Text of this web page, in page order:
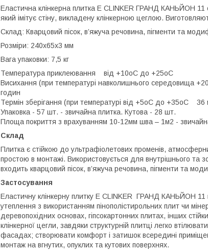
Еластична клінкерна плитка E СLINKER ГРАНД КАНЬЙОН
який імітує стіну, викладену клінкерною цеглою.
Склад: Кварцовий пісок, в’яжуча речовина, пігменти та
Розміри: 240х65х3 мм
Вага упаковки: 7,5 кг
Температура приклеювання від +10оС до +25оC
Висихання (при температурі навколишнього середовища
годин
Термін зберігання (при температурі від +5оС до +35оС 36
Упаковка - 57 шт. - звичайна плитка. Кутова - 28 шт.
Площа покриття з врахуванням 10-12мм шва – 1м2 -
Склад
Плитка є стійкою до ультрафіолетових променів,
простою в монтажі. Використовується для внутрішнього та
входить кварцовий пісок, в’яжуча речовина, пігменти та
Застосування
Еластичну клінкерну плитку E СLINKER ГРАНД КАНЬЙОН 11
утеплення з використанням пінополістирольних плит чи
деревопохідних основах, гіпсокартонних плитах, інших
клінкерної цегли, завдяки структурній плитці легко
фасадах; створювати комфорт і затишок всередині
монтаж на вгнутих, опуклих та кутових поверхнях.